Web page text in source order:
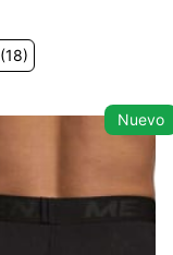
(18)
Nuevo